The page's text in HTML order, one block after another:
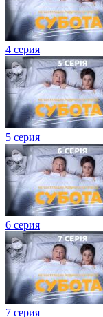
4 серия
5 серия
6 серия
7 серия